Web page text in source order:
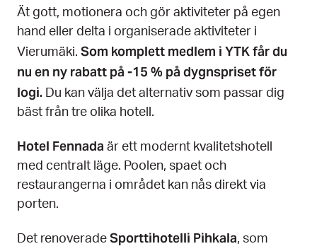
Ät gott, motionera och gör aktiviteter på egen
hand eller delta i organiserade aktiviteter i
Vierumäki. Som komplett medlem i YTK får du
nu en ny rabatt på -15 % på dygnspriset för
logi. Du kan välja det alternativ som passar dig
bäst från tre olika hotell.
Hotel Fennada är ett modernt kvalitetshotell
med centralt läge. Poolen, spaet och
restaurangerna i området kan nås direkt via
porten.
Det renoverade Sporttihotelli Pihkala, som